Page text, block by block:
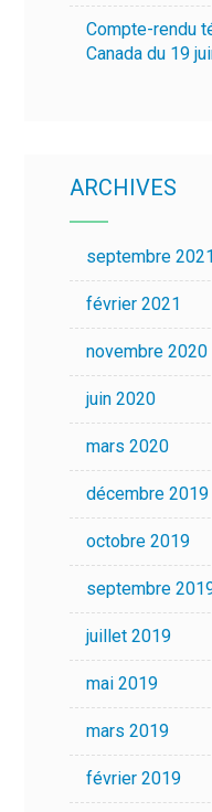
Compte-rendu
Canada du 19
ARCHIVES
septembre 2021
février 2021
novembre 2020
juin 2020
mars 2020
décembre 2019
octobre 2019
septembre
juillet 2019
mai 2019
mars 2019
février 2019